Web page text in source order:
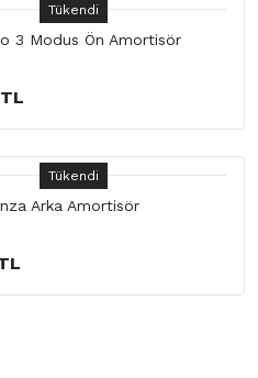
Tükendi
3 Modus Ön Amortisör
Tükendi
Arka Amortisör